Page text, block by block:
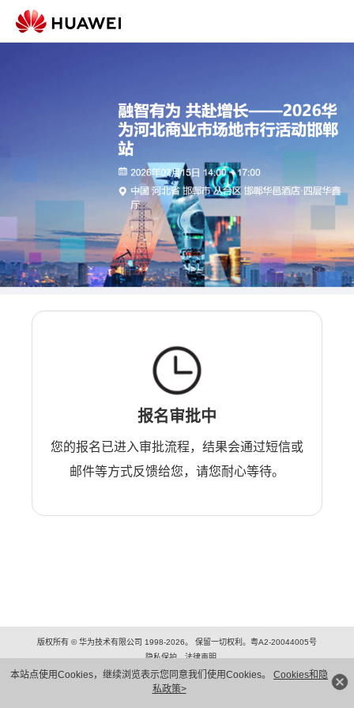
本站点使用Cookies，继续浏览表示您同意我们使用Cookies。 Cookies和隐
私政策>
报名审批中
您的报名已进入审批流程，结果会通过短信或
邮件等方式反馈给您，请您耐心等待。
版权所有 © 华为技术有限公司 1998-2026。 保留一切权利。粤A2-20044005号
隐私保护
法律声明